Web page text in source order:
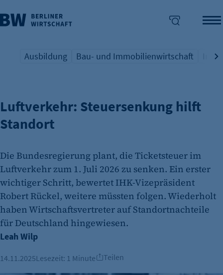
überspringen
Übersicht Schlagwort
Ausbildung
Übersicht Schlagwort
Bau- und Immobilienwirtschaft
ENTLASTUNG FÜR AIRLINES UND PASSAGIERE
Luftverkehr: Steuersenkung hilft
Standort
Die Bundesregierung plant, die Ticketsteuer im
Luftverkehr zum 1. Juli 2026 zu senken. Ein erster
wichtiger Schritt, bewertet IHK-Vizepräsident
Robert Rückel, weitere müssten folgen. Wiederholt
haben Wirtschaftsvertreter auf Standortnachteile
für Deutschland hingewiesen.
Leah Wilp
14.11.2025Lesezeit: 1 Minute Teilen